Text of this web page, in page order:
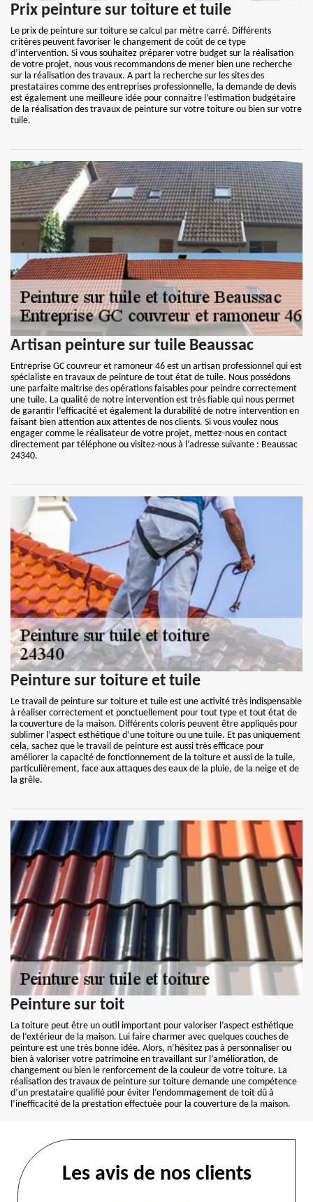
Prix peinture sur toiture et tuile
Le prix de peinture sur toiture se calcul par mètre carré. Différents
critères peuvent favoriser le changement de coût de ce type
d’intervention. Si vous souhaitez préparer votre budget sur la réalisation
de votre projet, nous vous recommandons de mener bien une recherche
sur la réalisation des travaux. A part la recherche sur les sites des
prestataires comme des entreprises professionnelle, la demande de devis
est également une meilleure idée pour connaitre l’estimation budgétaire
de la réalisation des travaux de peinture sur votre toiture ou bien sur votre
tuile.
Artisan peinture sur tuile Beaussac
Entreprise GC couvreur et ramoneur 46 est un artisan professionnel qui est
spécialiste en travaux de peinture de tout état de tuile. Nous possédons
une parfaite maitrise des opérations faisables pour peindre correctement
une tuile. La qualité de notre intervention est très fiable qui nous permet
de garantir l’efficacité et également la durabilité de notre intervention en
faisant bien attention aux attentes de nos clients. Si vous voulez nous
engager comme le réalisateur de votre projet, mettez-nous en contact
directement par téléphone ou visitez-nous à l’adresse suivante : Beaussac
24340.
Peinture sur toiture et tuile
Le travail de peinture sur toiture et tuile est une activité très indispensable
à réaliser correctement et ponctuellement pour tout type et tout état de
la couverture de la maison. Différents coloris peuvent être appliqués pour
sublimer l’aspect esthétique d’une toiture ou une tuile. Et pas uniquement
cela, sachez que le travail de peinture est aussi très efficace pour
améliorer la capacité de fonctionnement de la toiture et aussi de la tuile,
particulièrement, face aux attaques des eaux de la pluie, de la neige et de
la grêle.
Peinture sur toit
La toiture peut être un outil important pour valoriser l’aspect esthétique
de l’extérieur de la maison. Lui faire charmer avec quelques couches de
peinture est une très bonne idée. Alors, n’hésitez pas à personnaliser ou
bien à valoriser votre patrimoine en travaillant sur l’amélioration, de
changement ou bien le renforcement de la couleur de votre toiture. La
réalisation des travaux de peinture sur toiture demande une compétence
d’un prestataire qualifié pour éviter l’endommagement de toit dû à
l’inefficacité de la prestation effectuée pour la couverture de la maison.
Les avis de nos clients